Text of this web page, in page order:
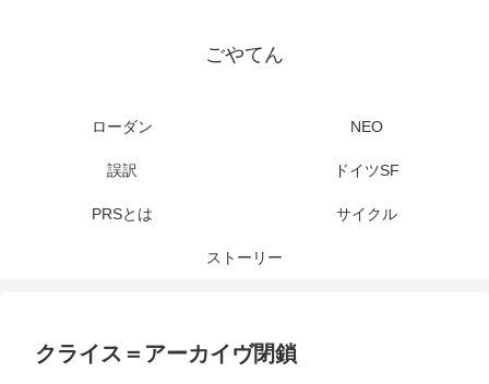
ごやてん
ローダン NEO
誤訳 ドイツSF
PRSとは サイクル
ストーリー
クライス＝アーカイヴ閉鎖